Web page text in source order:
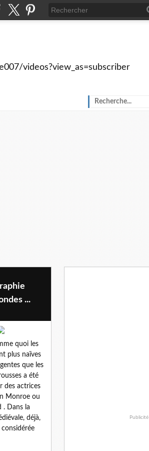
videos?view_as=subscriber
...
quoi les
plus naïves
que les
a été
des actrices
Monroe ou
. Dans la
déjà,
Publicité